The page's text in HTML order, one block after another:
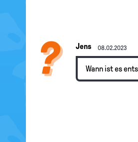
Jens 08.02.2023
Wann ist es